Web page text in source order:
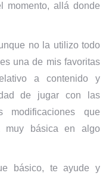
momento, allá donde
no la utilizo todo
una de mis favoritas
a contenido y
de jugar con las
modificaciones que
muy básica en algo
básico, te ayude y